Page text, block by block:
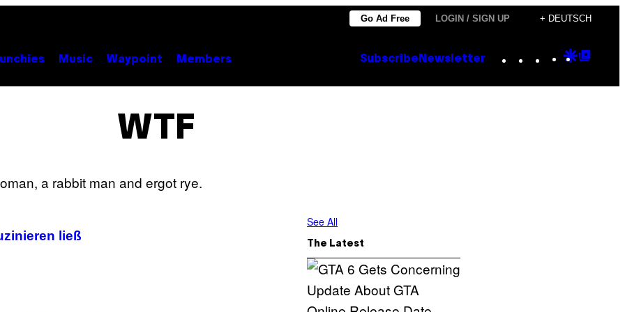
Go Ad Free LOGIN / SIGN UP + DEUTSCH
Music Waypoint Members Subscribe Newsletter Instagram
TikTok
YouTube
Google
WTF
ließ
See All
The Latest